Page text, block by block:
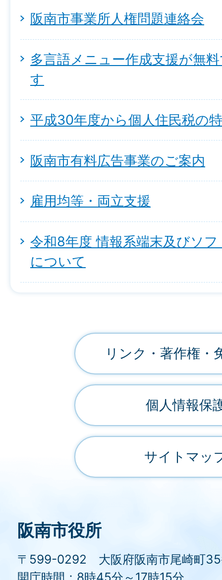
阪南市事業所人権問題連絡会
多言語メニュー作成支援が無
す
平成30年度から個人住民税の
阪南市有料広告事業のご案内
雇用均等・両立支援
令和8年度 情報系端末及びソ
について
リンク・著作権・
個人情報保
サイトマッ
阪南市役所
〒599-0292 大阪府阪南市尾崎町35
開庁時間：8時45分～17時15分